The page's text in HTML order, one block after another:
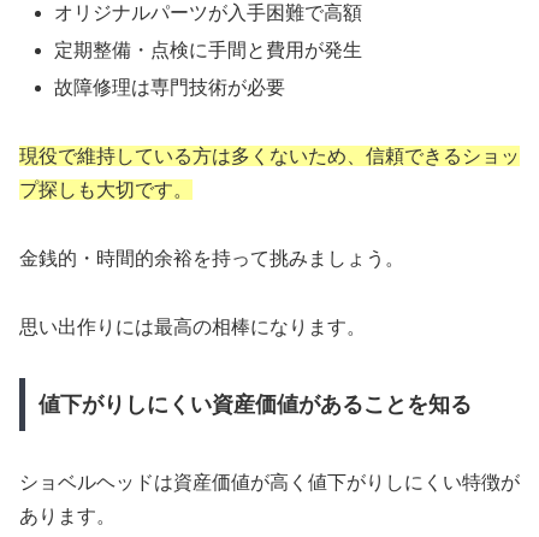
オリジナルパーツが入手困難で高額
定期整備・点検に手間と費用が発生
故障修理は専門技術が必要
現役で維持している方は多くないため、信頼できるショッ
プ探しも大切です。
金銭的・時間的余裕を持って挑みましょう。
思い出作りには最高の相棒になります。
値下がりしにくい資産価値があることを知る
ショベルヘッドは資産価値が高く値下がりしにくい特徴が
あります。